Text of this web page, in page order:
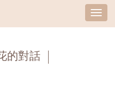
的對話